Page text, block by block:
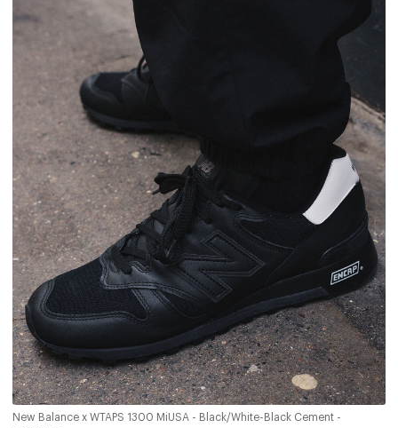
New Balance x WTAPS 1300 MiUSA - Black/White-Black Cement -